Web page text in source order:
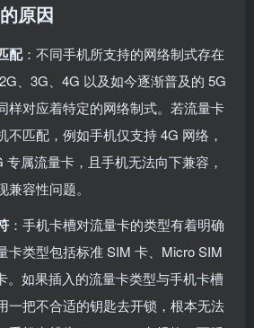
原因
配：不同手机所支持的网络制式存在
、3G、4G 以及如今逐渐普及的 5G
样对应着特定的网络制式。若流量卡
不匹配，例如手机仅支持 4G 网络，
专属流量卡，且手机无法向下兼容，
容性问题。
：手机卡槽对流量卡的类型有着明确
卡类型包括标准 SIM 卡、Micro SIM
。如果插入的流量卡类型与手机卡槽
一把不合适的钥匙去开锁，根本无法